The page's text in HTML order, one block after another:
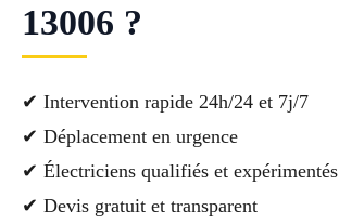
13006 ?
✔ Intervention rapide 24h/24 et 7j/7
✔ Déplacement en urgence
✔ Électriciens qualifiés et expérimentés
✔ Devis gratuit et transparent